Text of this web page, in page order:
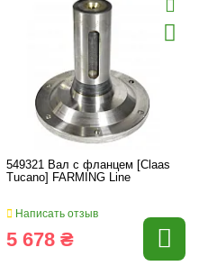
549321 Вал с фланцем [Claas
Tucano] FARMING Line
Написать отзыв
5 678 ₴